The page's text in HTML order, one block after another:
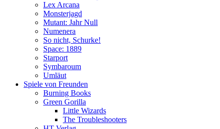
Lex Arcana
Monsterjagd
Mutant: Jahr Null
Numenera
So nicht, Schurke!
Space: 1889
Starport
Symbaroum
Umläut
Spiele von Freunden
Burning Books
Green Gorilla
Little Wizards
The Troubleshooters